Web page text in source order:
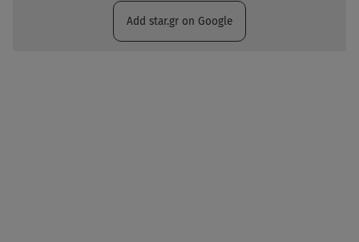
Add star.gr on Google